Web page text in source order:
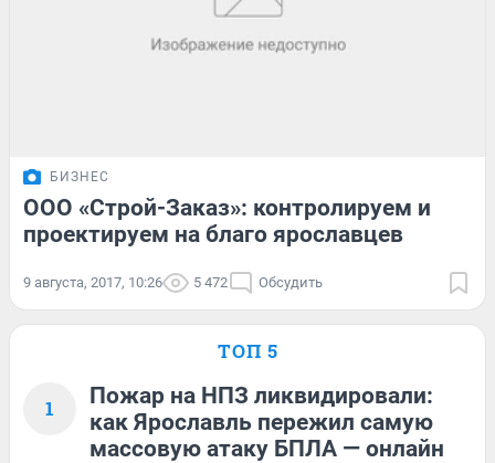
БИЗНЕС
ООО «Строй-Заказ»: контролируем и
проектируем на благо ярославцев
9 августа, 2017, 10:26 5 472 Обсудить
ТОП 5
1
Пожар на НПЗ ликвидировали:
как Ярославль пережил самую
массовую атаку БПЛА — онлайн